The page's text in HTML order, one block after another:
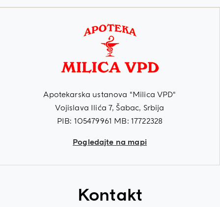
Apotekarska ustanova "Milica VPD"
Vojislava Ilića 7, Šabac, Srbija
PIB: 105479961 MB: 17722328
Pogledajte na mapi
Kontakt